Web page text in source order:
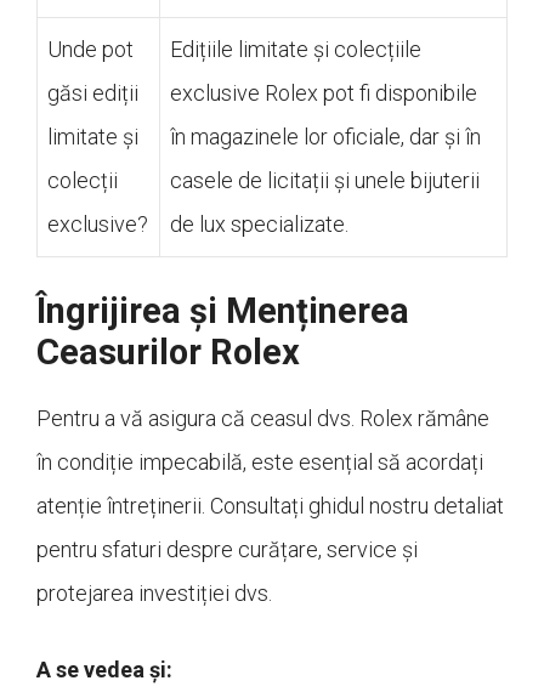
Unde pot
găsi ediții
limitate și
colecții
exclusive?
Edițiile limitate și colecțiile
exclusive Rolex pot fi disponibile
în magazinele lor oficiale, dar și în
casele de licitații și unele bijuterii
de lux specializate.
Îngrijirea și Menținerea
Ceasurilor Rolex
Pentru a vă asigura că ceasul dvs. Rolex rămâne
în condiție impecabilă, este esențial să acordați
atenție întreținerii. Consultați ghidul nostru detaliat
pentru sfaturi despre curățare, service și
protejarea investiției dvs.
A se vedea și: